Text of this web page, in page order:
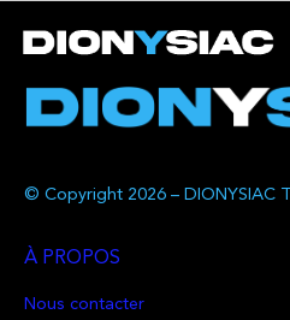
© Copyright 2026 – DIONYSIAC
À PROPOS
Nous contacter